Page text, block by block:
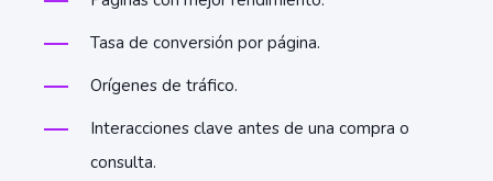
Tasa de conversión por página.
Orígenes de tráfico.
Interacciones clave antes de una compra o
consulta.